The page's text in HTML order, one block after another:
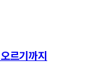
르기까지